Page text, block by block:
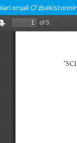
orqali